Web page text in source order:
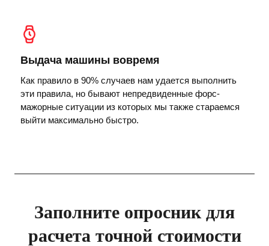
Выдача машины вовремя
Как правило в 90% случаев нам удается выполнить
эти правила, но бывают непредвиденные форс-
мажорные ситуации из которых мы также стараемся
выйти максимально быстро.
Заполните опросник для
расчета точной стоимости